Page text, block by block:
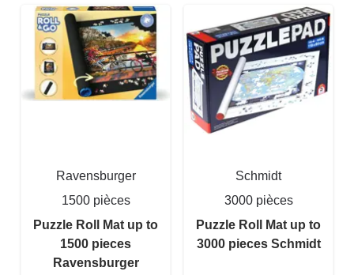
Ravensburger
1500 pièces
Puzzle Roll Mat up to
1500 pieces
Ravensburger
Schmidt
3000 pièces
Puzzle Roll Mat up to
3000 pieces Schmidt